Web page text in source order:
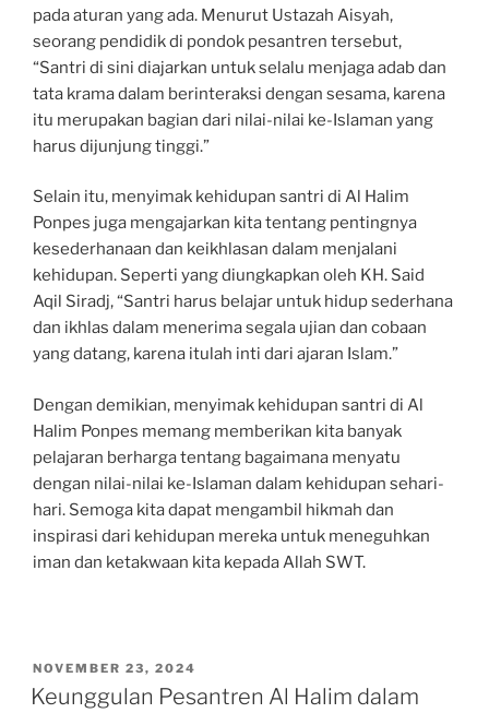
pada aturan yang ada. Menurut Ustazah Aisyah,
seorang pendidik di pondok pesantren tersebut,
“Santri di sini diajarkan untuk selalu menjaga adab dan
tata krama dalam berinteraksi dengan sesama, karena
itu merupakan bagian dari nilai-nilai ke-Islaman yang
harus dijunjung tinggi.”
Selain itu, menyimak kehidupan santri di Al Halim
Ponpes juga mengajarkan kita tentang pentingnya
kesederhanaan dan keikhlasan dalam menjalani
kehidupan. Seperti yang diungkapkan oleh KH. Said
Aqil Siradj, “Santri harus belajar untuk hidup sederhana
dan ikhlas dalam menerima segala ujian dan cobaan
yang datang, karena itulah inti dari ajaran Islam.”
Dengan demikian, menyimak kehidupan santri di Al
Halim Ponpes memang memberikan kita banyak
pelajaran berharga tentang bagaimana menyatu
dengan nilai-nilai ke-Islaman dalam kehidupan sehari-
hari. Semoga kita dapat mengambil hikmah dan
inspirasi dari kehidupan mereka untuk meneguhkan
iman dan ketakwaan kita kepada Allah SWT.
POSTED
ON
NOVEMBER 23, 2024
Keunggulan Pesantren Al Halim dalam